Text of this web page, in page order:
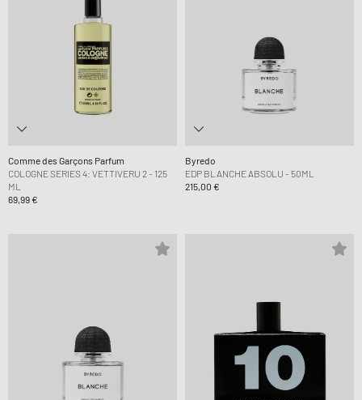
Comme des Garçons Parfum
COLOGNE SERIES 4: VETTIVERU 2 - 125
ML
69,99 €
Byredo
EDP BLANCHE ABSOLU - 50ML
215,00 €